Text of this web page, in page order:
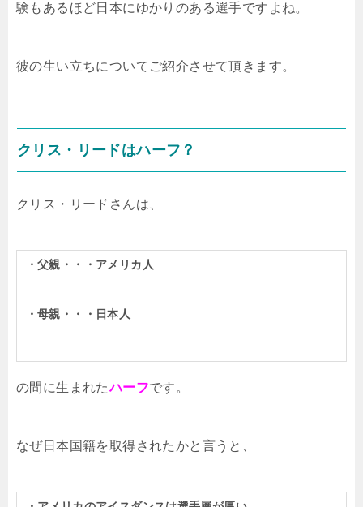
験もあるほど日本にゆかりのある選手ですよね。
彼の生い立ちについてご紹介させて頂きます。
クリス・リードはハーフ？
クリス・リードさんは、
・父親・・・アメリカ人
・母親・・・日本人
の間に生まれたハーフです。
なぜ日本国籍を取得されたかと言うと、